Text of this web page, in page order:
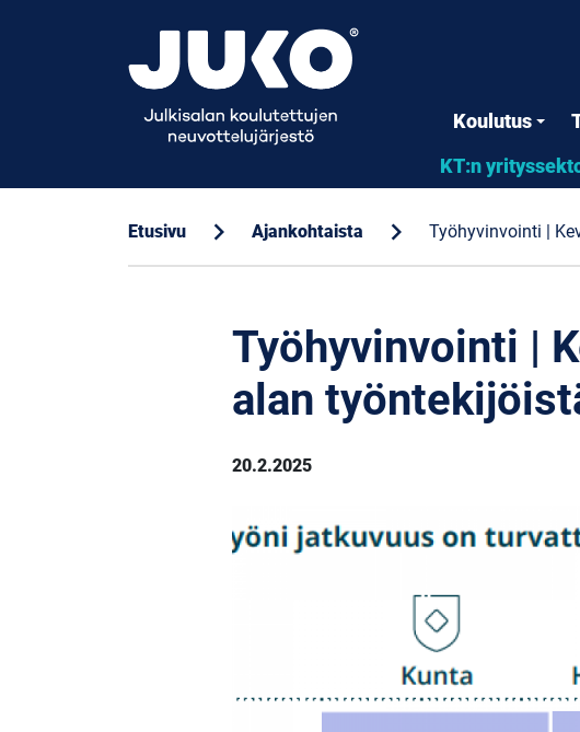
Koulutus
KT:n
Etusivu chevron_right Ajankohtaista chevron_right Työhyvinvointi |
Työhyvinvointi |
alan
20.2.2025